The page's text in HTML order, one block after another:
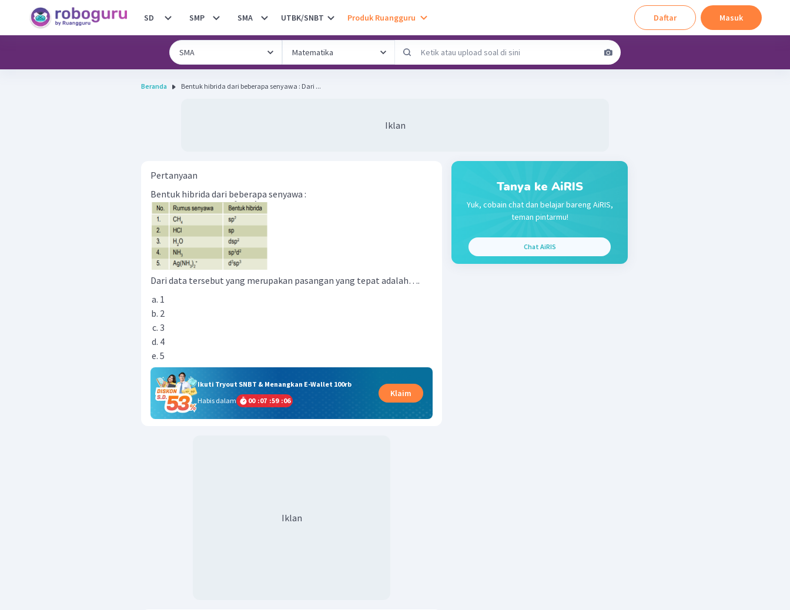
SD SMP SMA UTBK/SNBT Produk Ruangguru Daftar Masuk
Beranda Bentuk hibrida dari beberapa senyawa : Dari ...
Iklan
Pertanyaan
Bentuk hibrida dari beberapa senyawa :
Dari data tersebut yang merupakan pasangan yang tepat adalah….
1
2
3
4
5
Ikuti Tryout SNBT & Menangkan E-Wallet 100rb
Habis dalam
00 :07 :59 :05
Klaim
Iklan
Tanya ke AiRIS
Yuk, cobain chat dan belajar bareng AiRIS,
teman pintarmu!
Chat AiRIS